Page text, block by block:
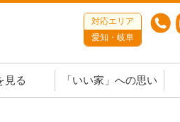
対応エリア
愛知・岐阜
見る 「いい家」への思い